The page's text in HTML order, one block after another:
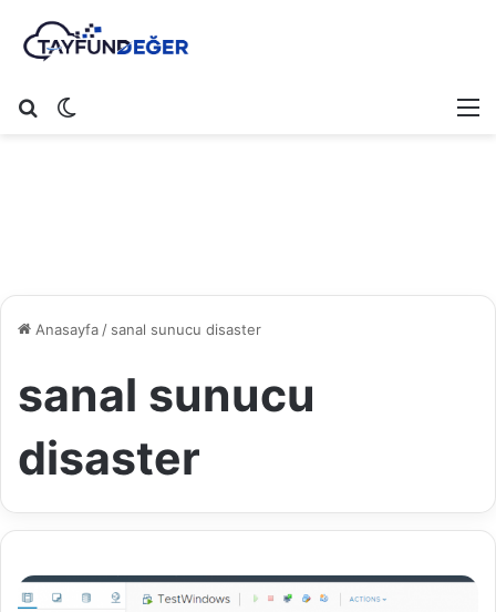
Arama yap ...
Anasayfa/ sanal sunucu disaster
sanal sunucu
disaster